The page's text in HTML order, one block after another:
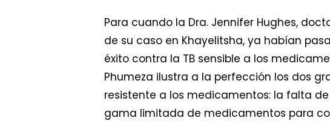
Para cuando la Dra. Jennifer Hughes,
de su caso en Khayelitsha, ya habían
éxito contra la TB sensible a los
Phumeza ilustra a la perfección los dos
resistente a los medicamentos: la falta
gama limitada de medicamentos para